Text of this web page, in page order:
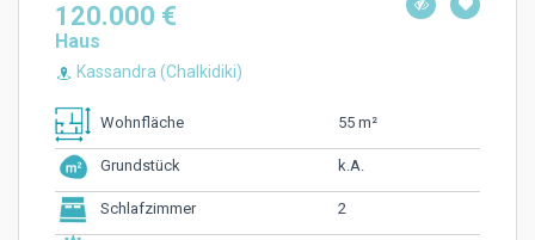
120.000 €
Haus
Kassandra (Chalkidiki)
Wohnfläche 55 m²
Grundstück k.A.
Schlafzimmer 2